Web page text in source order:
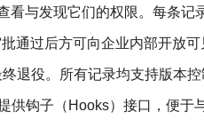
看与发现它们的权限。每条记
通过后方可向企业内部开放
退役。所有记录均支持版本
供钩子（Hooks）接口，便